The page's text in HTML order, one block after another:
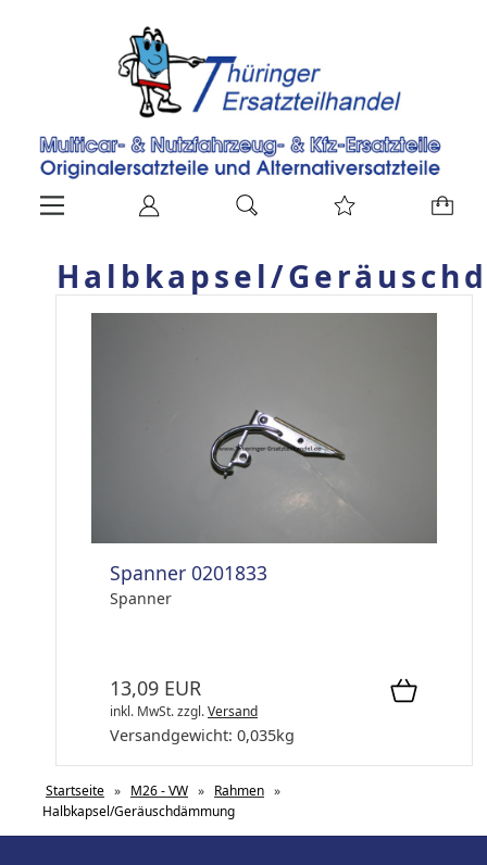
Halbkapsel/
Spanner 0201833
Spanner
13,09 EUR
inkl. MwSt.zzgl.Versand
Versandgewicht: 0,035kg
Startseite » M26 - VW » Rahmen »
Halbkapsel/Geräuschdämmung